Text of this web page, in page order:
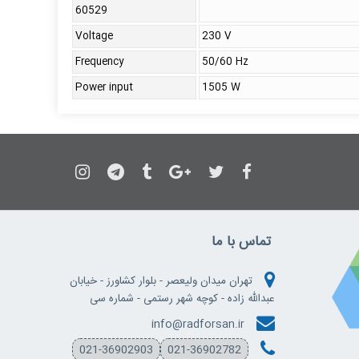
60529
Voltage
230 V
Frequency
50/60 Hz
Power input
1505 W
تماس با ما
تهران میدان ولیعصر - بلوار کشاورز - خیابان
عبدالله زاده - کوچه شهر رستمی - شماره سی
info@radforsan.ir
021-36902903
021-36902782